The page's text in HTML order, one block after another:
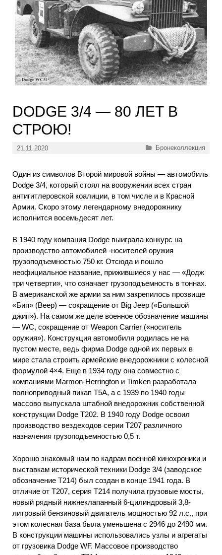
DODGE 3/4 — 80 ЛЕТ В
СТРОЮ!
21.11.2020 Рубрики
Бронеколлекция
Один из символов Второй мировой войны — автомобиль
Dodge 3/4, который стоял на вооружении всех стран
антигитлеровской коалиции, в том числе и в Красной
Армии. Скоро этому легендарному внедорожнику
исполнится восемьдесят лет.
В 1940 году компания Dodge выиграла конкурс на
производство автомобилей -носителей оружия
грузоподъемностью 750 кг. Отсюда и пошло
неофициальное название, прижившиеся у нас — «Додж
три четверти», что означает грузоподъемность в тоннах.
В американской же армии за ним закрепилось прозвище
«Бип» (Веер) — сокращение от Big Jeep («Большой
джип»). На самом же деле военное обозначение машины
— WC, сокращение от Weapon Carrier («носитель
оружия»). Конструкция автомобиля родилась не на
пустом месте, ведь фирма Dodge одной их первых в
мире стала строить армейские внедорожники с колесной
формулой 4×4. Еще в 1934 году она совместно с
компаниями Marmon-Herrington и Timken разработала
полноприводный пикап Т5А, а с 1939 по 1940 годы
массово выпускала штабной внедорожник собственной
конструкции Dodge Т202. В 1940 году Dodge освоил
производство вездеходов серии Т207 различного
назначения грузоподъемностью 0,5 т.
Хорошо знакомый нам по кадрам военной кинохроники и
выставкам исторической техники Dodge 3/4 (заводское
обозначение Т214) был создан в конце 1941 года. В
отличие от Т207, серия Т214 получила грузовые мосты,
новый рядный нижнеклапанный 6-цилиндровый 3,8-
литровый бензиновый двигатель мощностью 92 л.с., при
этом колесная база была уменьшена с 2946 до 2490 мм.
В конструкции машины использовались узлы и агрегаты
от грузовика Dodge WF. Массовое производство